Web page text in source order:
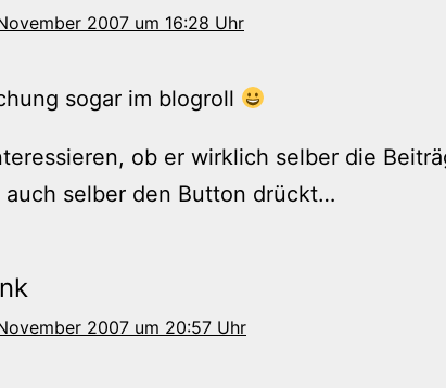
2007 um 16:28 Uhr
sogar im blogroll
ob er wirklich selber die
selber den Button drückt…
2007 um 20:57 Uhr